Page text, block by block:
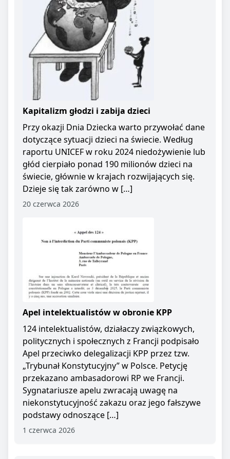
Kapitalizm głodzi i zabija dzieci
Przy okazji Dnia Dziecka warto przywołać dane
dotyczące sytuacji dzieci na świecie. Według
raportu UNICEF w roku 2024 niedożywienie lub
głód cierpiało ponad 190 milionów dzieci na
świecie, głównie w krajach rozwijających się.
Dzieje się tak zarówno w […]
20 czerwca 2026
Apel intelektualistów w obronie KPP
124 intelektualistów, działaczy związkowych,
politycznych i społecznych z Francji podpisało
Apel przeciwko delegalizacji KPP przez tzw.
„Trybunał Konstytucyjny” w Polsce. Petycję
przekazano ambasadorowi RP we Francji.
Sygnatariusze apelu zwracają uwagę na
niekonstytucyjność zakazu oraz jego fałszywe
podstawy odnoszące […]
1 czerwca 2026